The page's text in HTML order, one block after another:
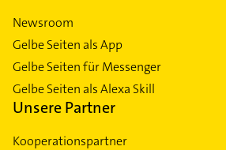
Newsroom
Gelbe Seiten als App
Gelbe Seiten für Messenger
Gelbe Seiten als Alexa Skill
Unsere Partner
Kooperationspartner